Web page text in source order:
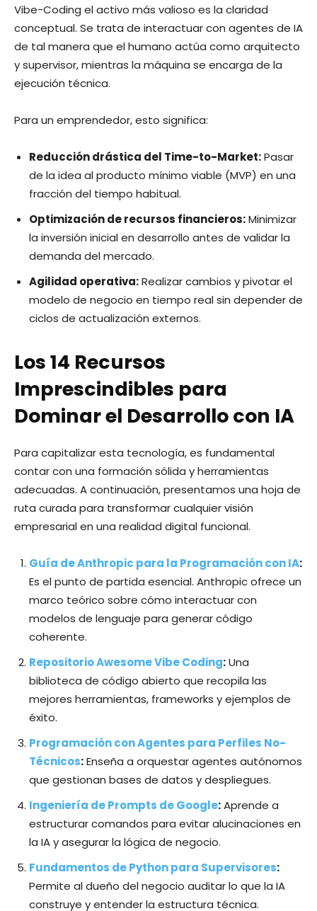
Vibe-Coding el activo más valioso es la claridad
conceptual. Se trata de interactuar con agentes de IA
de tal manera que el humano actúa como arquitecto
y supervisor, mientras la máquina se encarga de la
ejecución técnica.
Para un emprendedor, esto significa:
Reducción drástica del Time-to-Market:Pasar
de la idea al producto mínimo viable (MVP) en una
fracción del tiempo habitual.
Optimización de recursos financieros:Minimizar
la inversión inicial en desarrollo antes de validar la
demanda del mercado.
Agilidad operativa:Realizar cambios y pivotar el
modelo de negocio en tiempo real sin depender de
ciclos de actualización externos.
Los 14 Recursos
Imprescindibles para
Dominar el Desarrollo con IA
Para capitalizar esta tecnología, es fundamental
contar con una formación sólida y herramientas
adecuadas. A continuación, presentamos una hoja de
ruta curada para transformar cualquier visión
empresarial en una realidad digital funcional.
Guía de Anthropic para la Programación con IA:
Es el punto de partida esencial. Anthropic ofrece un
marco teórico sobre cómo interactuar con
modelos de lenguaje para generar código
coherente.
Repositorio Awesome Vibe Coding:Una
biblioteca de código abierto que recopila las
mejores herramientas, frameworks y ejemplos de
éxito.
Programación con Agentes para Perfiles No-
Técnicos:Enseña a orquestar agentes autónomos
que gestionan bases de datos y despliegues.
Ingeniería de Prompts de Google:Aprende a
estructurar comandos para evitar alucinaciones en
la IA y asegurar la lógica de negocio.
Fundamentos de Python para Supervisores:
Permite al dueño del negocio auditar lo que la IA
construye y entender la estructura técnica.